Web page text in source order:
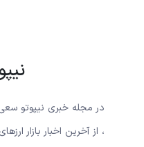
در مجله خبری نیپوتو سعی
، از آخرین اخبار بازار